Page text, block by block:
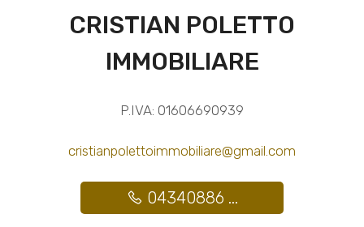
CRISTIAN POLETTO
IMMOBILIARE
P.IVA: 01606690939
cristianpolettoimmobiliare@gmail.com
04340886 ...